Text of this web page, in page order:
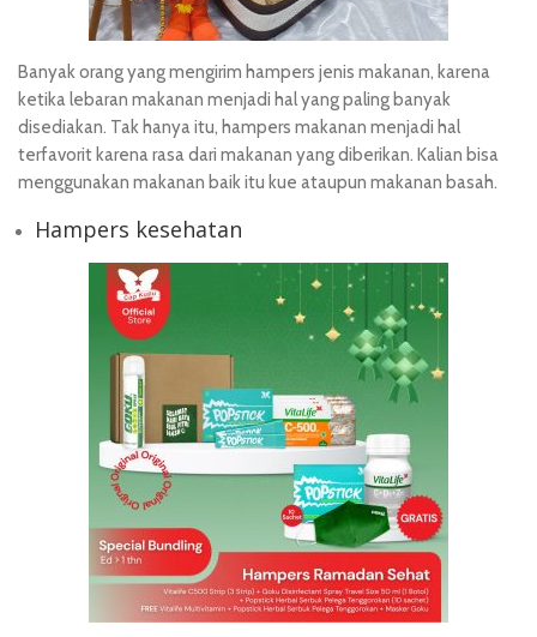
Banyak orang yang mengirim hampers jenis makanan, karena
ketika lebaran makanan menjadi hal yang paling banyak
disediakan. Tak hanya itu, hampers makanan menjadi hal
terfavorit karena rasa dari makanan yang diberikan. Kalian bisa
menggunakan makanan baik itu kue ataupun makanan basah.
Hampers kesehatan